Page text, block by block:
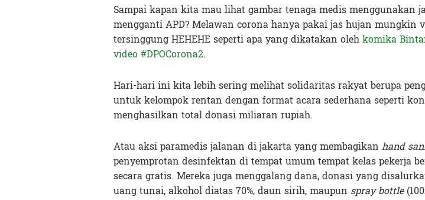
Sampai kapan kita mau lihat gambar tenaga medis menggunakan
mengganti APD? Melawan corona hanya pakai jas hujan mungkin
tersinggung HEHEHE seperti apa yang dikatakan olehkomika
video #DPOCorona2.
Hari-hari ini kita lebih sering melihat solidaritas rakyat berupa
untuk kelompok rentan dengan format acara sederhana seperti
menghasilkan total donasi miliaran rupiah.
Atau aksi paramedis jalanan di jakarta yang membagikan hand
penyemprotan desinfektan di tempat umum tempat kelas pekerja
secara gratis. Mereka juga menggalang dana, donasi yang
uang tunai, alkohol diatas 70%, daun sirih, maupun spray bottle